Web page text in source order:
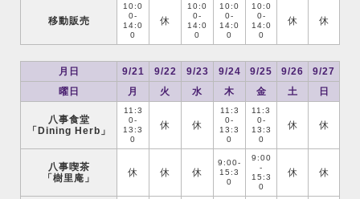
移動販売
10:0
0-
14:0
0
休
10:0
0-
14:0
0
10:0
0-
14:0
0
10:0
0-
14:0
0
休 休
月日 9/21 9/22 9/23 9/24 9/25 9/26
9/27
曜日
月 火 水 木 金 土 日
八事食堂
「Dining Herb」
11:3
0-
13:3
0
休 休
11:3
0-
13:3
0
11:3
0-
13:3
0
休 休
八事喫茶
「樹里庵」
休 休 休
9:00-
15:3
0
9:00
-
15:3
0
休 休